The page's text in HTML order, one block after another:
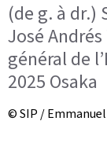
(de g. à dr.)
José
général de
2025 Osaka
© SIP / Emmanuel